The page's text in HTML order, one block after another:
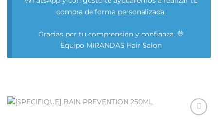
compra de forma personalizada.
Gracias por tu comprensión y confianza. 💛
Equipo MIRANDAS Hair Salon